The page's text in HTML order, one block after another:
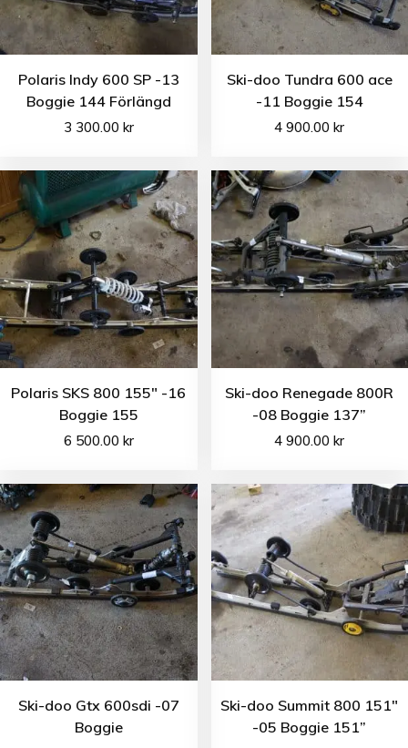
Polaris Indy 600 SP -13
Boggie 144 Förlängd
3 300.00 kr
Ski-doo Tundra 600 ace
-11 Boggie 154
4 900.00kr
Polaris SKS 800 155″ -16
Boggie 155
6 500.00 kr
Ski-doo Renegade 800R
-08 Boggie 137”
4 900.00kr
Ski-doo Gtx 600sdi -07
Boggie
Ski-doo Summit 800 151″
-05 Boggie 151”